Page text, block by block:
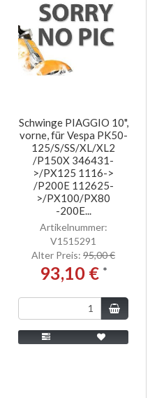
Schwinge PIAGGIO 10",
vorne, für Vespa PK50-
125/S/SS/XL/XL2
/P150X 346431-
>/PX125 1116->
/P200E 112625-
>/PX100/PX80
-200E...
Artikelnummer:
V1515291
Alter Preis: 95,00 €
93,10 € *